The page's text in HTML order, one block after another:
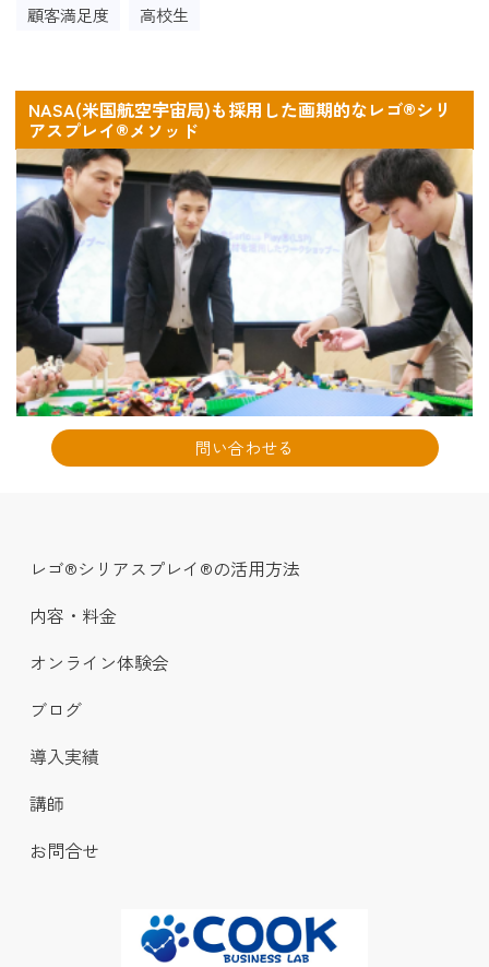
顧客満足度
高校生
NASA(米国航空宇宙局)も採用した画期的なレゴ®シリ
アスプレイ®メソッド
問い合わせる
レゴ®シリアスプレイ®の活用方法
内容・料金
オンライン体験会
ブログ
導入実績
講師
お問合せ